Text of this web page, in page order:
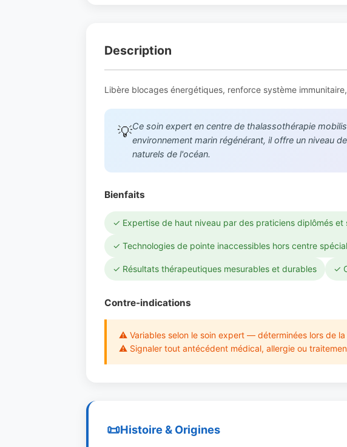
Description
Libère blocages énergétiques, renforce système
💡Ce soin expert en centre de thalassothérapie
environnement marin régénérant, il offre un niveau
naturels de l'océan.
Bienfaits
✓ Expertise de haut niveau par des praticiens diplômés et
✓ Technologies de pointe inaccessibles hors centre
✓ Résultats thérapeutiques mesurables et durables ✓
Contre-indications
⚠ Variables selon le soin expert — déterminées lors de
⚠ Signaler tout antécédent médical, allergie ou
Histoire & Origines